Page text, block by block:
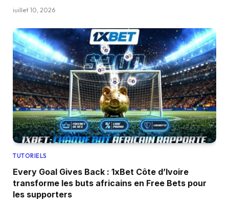
juillet 10, 2026
TUTORIELS
Every Goal Gives Back : 1xBet Côte d’Ivoire
transforme les buts africains en Free Bets pour
les supporters